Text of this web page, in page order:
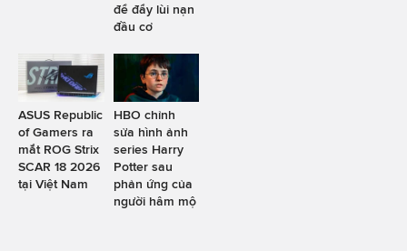
để đẩy lùi nạn
đầu cơ
ASUS Republic
of Gamers ra
mắt ROG Strix
SCAR 18 2026
tại Việt Nam
HBO chỉnh
sửa hình ảnh
series Harry
Potter sau
phản ứng của
người hâm mộ